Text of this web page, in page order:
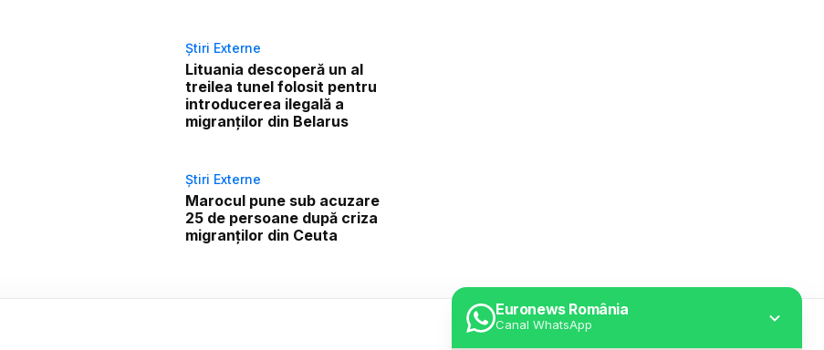
Euronews România
Canal WhatsApp
Știri Externe
Lituania descoperă un al
treilea tunel folosit pentru
introducerea ilegală a
migranților din Belarus
Știri Externe
Marocul pune sub acuzare
25 de persoane după criza
migranților din Ceuta